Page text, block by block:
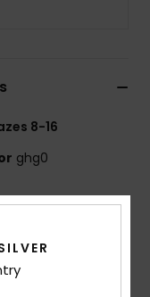
8-16
ghg0
de resíduos